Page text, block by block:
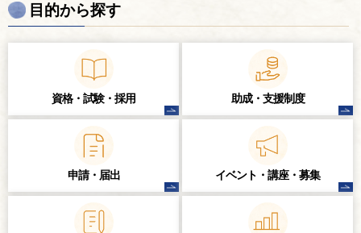
目的から探す
資格・試験・ 採用 助成・支援制度
申請・届出 イベント・講座・ 募集